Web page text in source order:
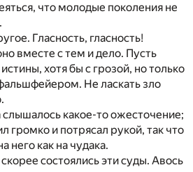
что молодые поколения не
Гласность, гласность!
вместе с тем и дело. Пусть
хотя бы с грозой, но только
Не ласкать зло
слышалось какое-то ожесточение;
громко и потрясал рукой, так что
него как на чудака.
состоялись эти суды. Авось